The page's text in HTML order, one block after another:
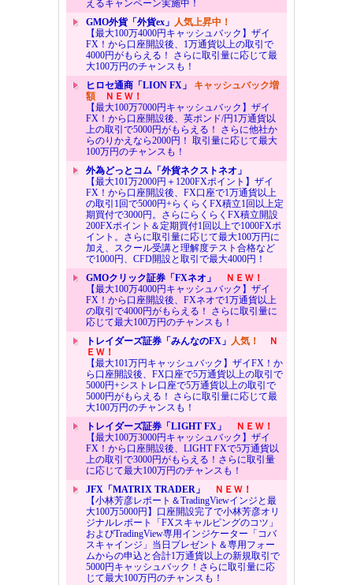
えるキャンペーン実施中！
GMO外貨「外貨ex」 人気上昇中！
【最大100万4000円キャッシュバック】ザイ
FX！から口座開設後、1万通貨以上の取引で
4000円がもらえる！ さらに取引量に応じて最
大100万円のチャンスも！
ヒロセ通商「LION FX」 キャッシュバック増
額ＮＥＷ！
【最大100万7000円キャッシュバック】ザイ
FX！から口座開設後、英ポンド/円1万通貨以
上の取引で5000円がもらえる！ さらに他社か
らのりかえなら2000円！ 取引量に応じて最大
100万円のチャンスも！
外為どっとコム「外貨ネクストネオ」
【最大101万2000円＋1200FXポイント】ザイ
FX！から口座開設後、FX口座で1万通貨以上
の取引1回で5000円+らくらくFX積立1回以上定
期買付で3000円。さらにらくらくFX積立開設
200FXポイント＆定期買付1回以上で1000FXポ
イント。さらに取引量に応じて最大100万円に
加え、スクール受講と理解度テスト合格など
で1000円、CFD開設と取引で最大4000円！
GMOクリック証券「FXネオ」
ＮＥＷ！
【最大100万4000円キャッシュバック】ザイ
FX！から口座開設後、FXネオで1万通貨以上
の取引で4000円がもらえる！ さらに取引量に
応じて最大100万円のチャンスも！
トレイダーズ証券「みんなのFX」 人気！
Ｎ
ＥＷ！
【最大101万円キャッシュバック】ザイFX！か
ら口座開設後、FX口座で5万通貨以上の取引で
5000円+シストレ口座で5万通貨以上の取引で
5000円がもらえる！ さらに取引量に応じて最
大100万円のチャンスも！
トレイダーズ証券「LIGHT FX」
ＮＥＷ！
【最大100万3000円キャッシュバック】ザイ
FX！から口座開設後、LIGHT FXで5万通貨以
上の取引で3000円がもらえる！さらに取引量
に応じて最大100万円のチャンスも！
JFX「MATRIX TRADER」
ＮＥＷ！
【小林芳彦レポート＆TradingViewインジと最
大100万5000円】口座開設完了で小林芳彦オリ
ジナルレポート「FXスキャルピングのコツ」
およびTradingView専用インジケーター「コバ
スキャインジ」当日プレゼント＆専用フォー
ムからの申込と合計1万通貨以上の新規取引で
5000円キャッシュバック！さらに取引量に応
じて最大100万円のチャンスも！